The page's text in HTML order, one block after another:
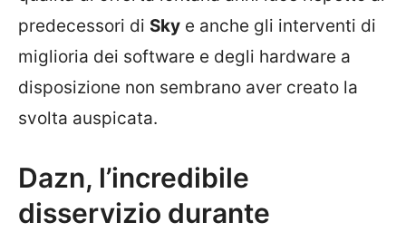
predecessori di Sky e anche gli interventi di
miglioria dei software e degli hardware a
disposizione non sembrano aver creato la
svolta auspicata.
Dazn, l’incredibile
disservizio durante